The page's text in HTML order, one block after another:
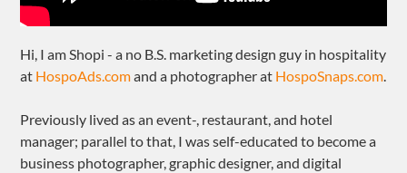
Hi, I am Shopi - a no B.S. marketing design guy in hospitality
at HospoAds.comand a photographer at HospoSnaps.com.
Previously lived as an event-, restaurant, and hotel
manager; parallel to that, I was self-educated to become a
business photographer, graphic designer, and digital